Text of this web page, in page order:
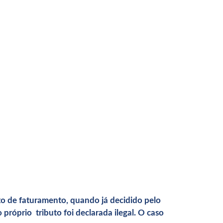
de faturamento, quando já decidido pelo
próprio tributo foi declarada ilegal. O caso